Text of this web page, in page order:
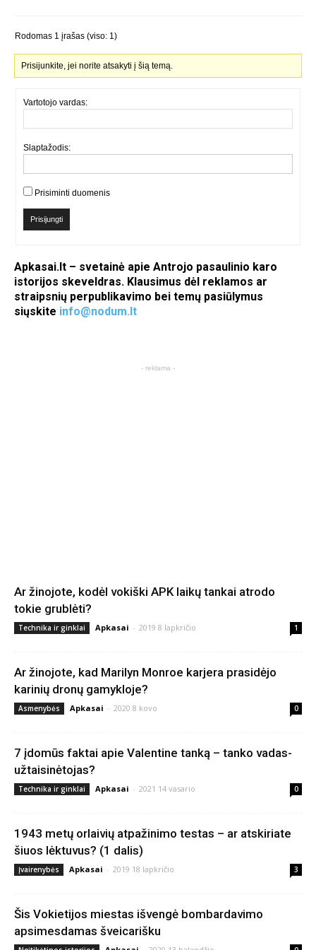
Rodomas 1 įrašas (viso: 1)
Prisijunkite, jei norite atsakyti į šią temą.
Vartotojo vardas:
Slaptažodis:
Prisiminti duomenis
Prisijungti
Apkasai.lt – svetainė apie Antrojo pasaulinio karo
istorijos skeveldras. Klausimus dėl reklamos ar
straipsnių perpublikavimo bei temų pasiūlymus
siųskite info@nodum.lt
- reklama -
Ar žinojote, kodėl vokiški APK laikų tankai atrodo
tokie grublėti?
Technika ir ginklai Apkasai - 2019 8 lapkričio 1
Ar žinojote, kad Marilyn Monroe karjera prasidėjo
karinių dronų gamykloje?
Asmenybės Apkasai - 2020 8 kovo 0
7 įdomūs faktai apie Valentine tanką – tanko vadas-
užtaisinėtojas?
Technika ir ginklai Apkasai - 2021 14 vasario 0
1943 metų orlaivių atpažinimo testas – ar atskiriate
šiuos lėktuvus? (1 dalis)
Įvairenybės Apkasai - 2019 18 lapkričio 3
Šis Vokietijos miestas išvengė bombardavimo
apsimesdamas šveicarišku